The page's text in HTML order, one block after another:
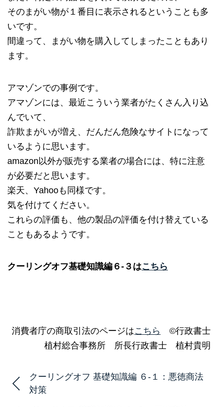
そのまがい物が１番目に表示されるということも多
いです。
間違って、まがい物を購入してしまったこともあり
ます。
アマゾンでの事例です。
アマゾンには、最近こういう業者がたくさん入り込
んでいて、
詐欺まがいが増え、だんだん危険なサイトになって
いるように思います。
amazon以外が販売する業者の場合には、特に注意
が必要だと思います。
楽天、Yahooも同様です。
気を付けてください。
これらの評価も、他の製品の評価を付け替えている
こともあるようです。
クーリングオフ基礎知識編６‐３はこちら
消費者庁の商取引法のページはこちら
©行政書士
植村総合事務所 所長行政書士 植村貴明
クーリングオフ 基礎知識編 ６-１：悪徳商法
対策